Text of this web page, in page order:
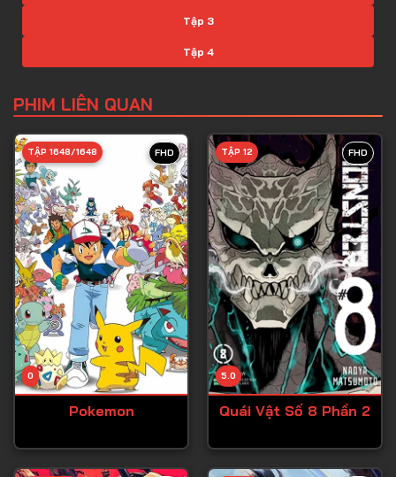
Tập 3
Tập 4
Tập 6
Tập 7
Tập 8
Tập 9
Tập 10
Tập 11
Tập 12
Tập 13
Tập 14
Tập 15
Tập 17
PHIM LIÊN QUAN
FHD
0
TẬP 1648/1648
Pokemon
FHD
5.0
TẬP 12
Quái Vật Số 8 Phần 2